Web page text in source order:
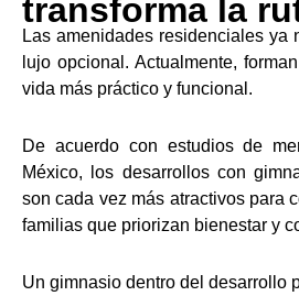
transforma la
Las amenidades residenciales ya
lujo opcional. Actualmente,
vida más práctico y funcional.
De acuerdo con estudios de
México, los desarrollos con
son cada vez más atractivos para
familias que priorizan bienestar y
Un gimnasio dentro del desarrollo